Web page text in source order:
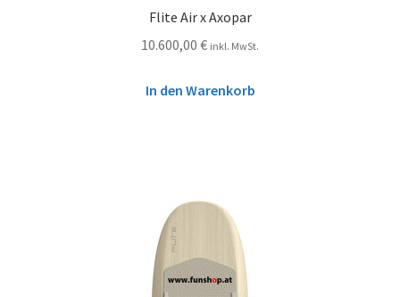
Flite Air x Axopar
10.600,00 € inkl. MwSt.
In den Warenkorb